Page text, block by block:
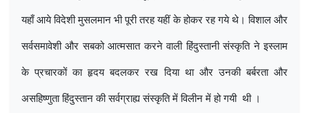
यहाँ आये विदेशी मुसलमान भी पूरी तरह यहीं के होकर रह गये थे। विशाल और
सर्वसमावेशी और सबको आत्मसात करने वाली हिंदुस्तानी संस्कृति ने इस्लाम
के प्रचारकों का हृदय बदलकर रख दिया था और उनकी बर्बरता और
असहिष्णुता हिंदुस्तान की सर्वग्राह्य संस्कृति में विलीन में हो गयी थी ।